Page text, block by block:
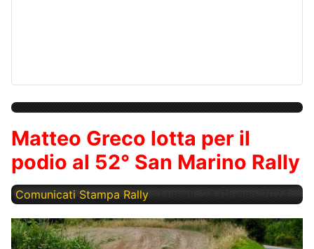
Matteo Greco lotta per il
podio al 52° San Marino Rally
Comunicati Stampa Rally Lunedì, 24 Giugno 2024